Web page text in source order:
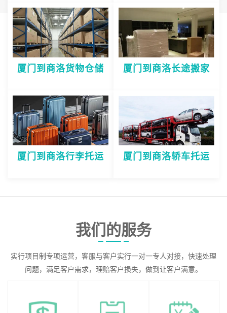
厦门到商洛货物仓储 厦门到商洛长途搬家
厦门到商洛行李托运 厦门到商洛轿车托运
我们的服务
实行项目制专项运营，客服与客户实行一对一专人对接，快速处理
问题，满足客户需求，理赔客户损失，做到让客户满意。